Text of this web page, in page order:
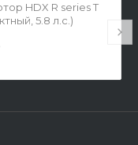
HDX R series T
5.8 л.с.)